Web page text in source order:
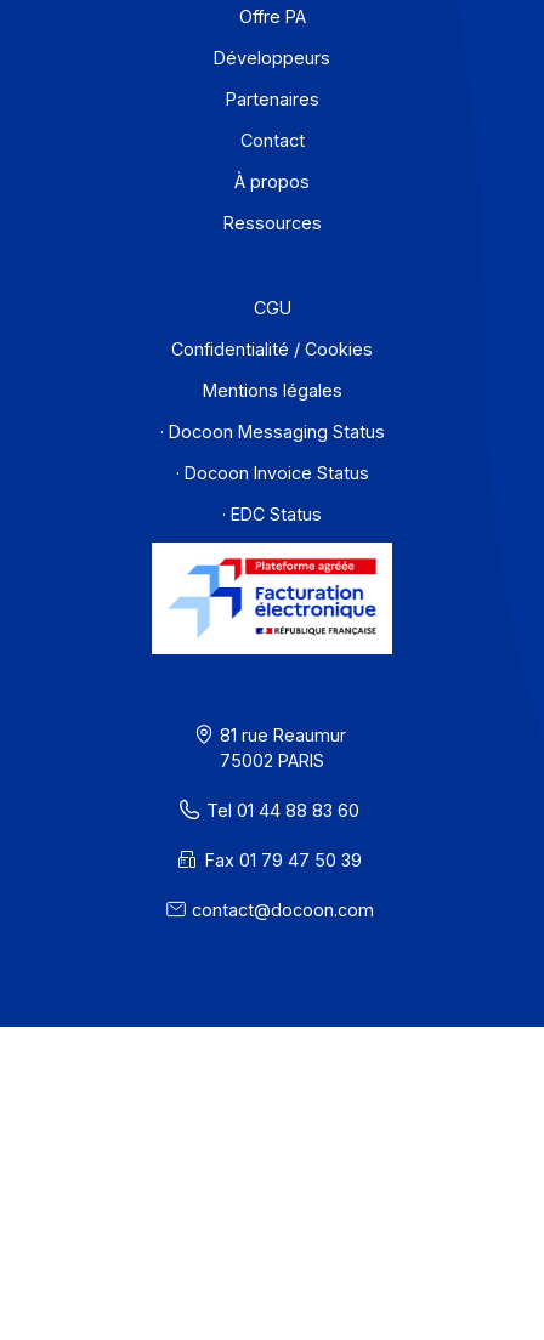
REGLES DE FORME, QUELS QUE SOIENT LE LIEU DU
DOMMAGE, LE NOMBRE DE DEFENDEURS, MEME POUR
LES PROCEDURES D’URGENCES OU LES PROCEDURES
CONSERVATOIRES, EN REFERE OU PAR REQUETE. LES
PARIS SERONT COMPETENTS.
Solutions de digitalisations des Workflows et
Je m'abonne à la newsletter
Offre PA
Développeurs
Contact
Ressources
CGU